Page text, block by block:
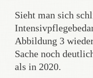
Sieht man sich
Abbildung 3
Sache noch
als in 2020.